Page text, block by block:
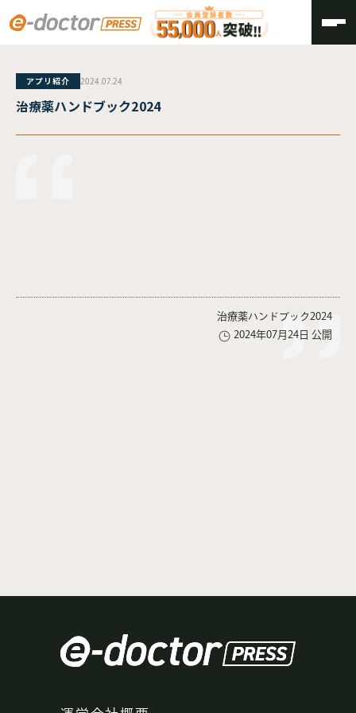
TOP
アプリ紹介 2024.07.24
治療薬ハンドブック2024
治療薬ハンドブック2024
2024年07月24日 公開